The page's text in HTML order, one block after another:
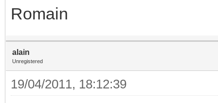
Romain
alain
Unregistered
19/04/2011, 18:12:39